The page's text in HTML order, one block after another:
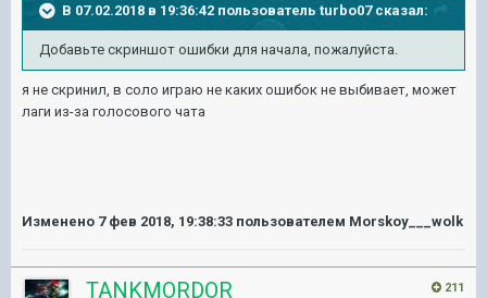
В 07.02.2018 в 19:36:42 пользователь turbo07сказал:
Добавьте скриншот ошибки для начала, пожалуйста.
я не скринил, в соло играю не каких ошибок не выбивает, может
лаги из-за голосового чата
Изменено 7 фев 2018, 19:38:33 пользователем Morskoy___wolk
211
TANKMORDOR